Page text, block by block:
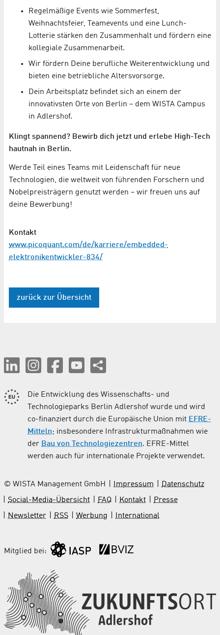
Regelmäßige Events wie Sommerfest,
Weihnachtsfeier, Teamevents und eine Lunch-
Lotterie stärken den Zusammenhalt und fördern eine
kollegiale Zusammenarbeit.
Wir fördern Deine berufliche Weiterentwicklung und
bieten eine betriebliche Altersvorsorge.
Dein Arbeitsplatz befindet sich an einem der
innovativsten Orte von Berlin – dem WISTA Campus
in Adlershof.
Klingt spannend? Bewirb dich jetzt und erlebe High-Tech
hautnah in Berlin.
Werde Teil eines Teams mit Leidenschaft für neue
Technologien, die weltweit von führenden Forschern und
Nobelpreisträgern genutzt werden – wir freuen uns auf
deine Bewerbung!
Kontakt
www.picoquant.com/de/karriere/embedded-
elektronikentwickler-834/
zurück zur Übersicht
Die Entwicklung des Wissenschafts- und
Technologieparks Berlin Adlershof wurde und wird
co-finanziert durch die Europäische Union mit EFRE-
Mitteln; insbesondere Infrastrukturmaßnahmen wie
der Bau von Technologiezentren. EFRE-Mittel
werden auch für internationale Projekte verwendet.
© WISTA Management GmbH Impressum
Datenschutz
Social-Media-Übersicht
FAQ Kontakt
Presse
Newsletter
RSS Werbung International
Mitglied bei: